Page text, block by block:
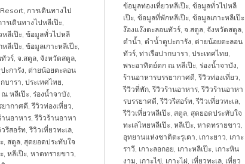
, การเดินทางไป
รเดินทางไปหลีเป๊ะ,
ลีเป๊ะ, ข้อมูลทั่วไปหลี
ลีเป๊ะ, ข้อมูลเกาะหลีเป๊ะ,
วร์, จ.สตูล, จังหวัดสตูล,
ะการัง ต่ายน้อยตะลอน
บารา ประเทศไทย
หลีเป๊ะ, ร่องน้ำจาบัง
ยากาศดี ,รีวิวท่องเที่ยว
านอาหาร,รีวิวร้านอาหา
รีสอร์ท ,รีวิวเที่ยวทะเล,
, สตูล, สุดยอดประทับใจ
, หลีเป๊ะ, หาดทรายขาว
ข้อมูลท่องเที่ยวหลีเป๊ะ ข้อมูลทั่วไปหลี
เป๊ะ ข้อมูลที่พักหลีเป๊ะ ข้อมูลเกาะหลีเป๊ะ
ง๊องแง๊งตะลอนทัวร์ จ.สตูล จังหวัดสตูล
ดำน้ำ ดำน้ำดูปะการัง ต่ายน้อยตะลอน
ทัวร์ ท่าเรือปากบารา ประเทศไทย
พระอาทิตย์ตก ณ หลีเป๊ะ ร่องน้ำจาบัง
ร้านอาหารบรรยากาศดี ,รีวิวท่องเที่ยว
รีวิวที่พัก ,รีวิวร้านอาหาร ,รีวิวร้านอาหา
รบรรยาศดี ,รีวิวรีสอร์ท ,รีวิวเที่ยวทะเล
รีวิวเที่ยวหลีเป๊ะ สตูล สุดยอดประทับใจ
ทะเลไทยหลีเป๊ะ หลีเป๊ะ หาดทรายขาว
อุทยานแห่งชาติตะรุเตา เกาะยาว เกาะ
ราวี เกาะลอกอย เกาะหลีเป๊ะ เกาะหิน
งาม เกาะไข่ เกาะไผ่ เที่ยวทะเล เที่ยว